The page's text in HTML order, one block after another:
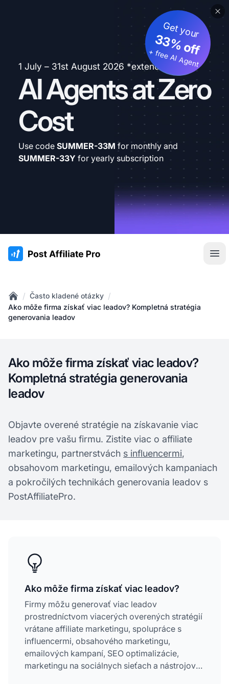
1 July – 31st August 2026 *extended
AI Agents at Zero
Cost
Get your
33% off
+ free AI Agent
Use code SUMMER-33M for monthly and
SUMMER-33Y for yearly subscription
:site.title
Home
/ Často kladené otázky /
Ako môže firma získať viac leadov? Kompletná stratégia
generovania leadov
Ako môže firma získať viac leadov?
Kompletná stratégia generovania
leadov
Objavte overené stratégie na získavanie viac
leadov pre vašu firmu. Zistite viac o affiliate
marketingu, partnerstvách s influencermi,
obsahovom marketingu, emailových kampaniach
a pokročilých technikách generovania leadov s
PostAffiliatePro.
Ako môže firma získať viac leadov?
Firmy môžu generovať viac leadov
prostredníctvom viacerých overených stratégií
vrátane affiliate marketingu, spolupráce s
influencermi, obsahového marketingu,
emailových kampaní, SEO optimalizácie,
marketingu na sociálnych sieťach a nástrojov